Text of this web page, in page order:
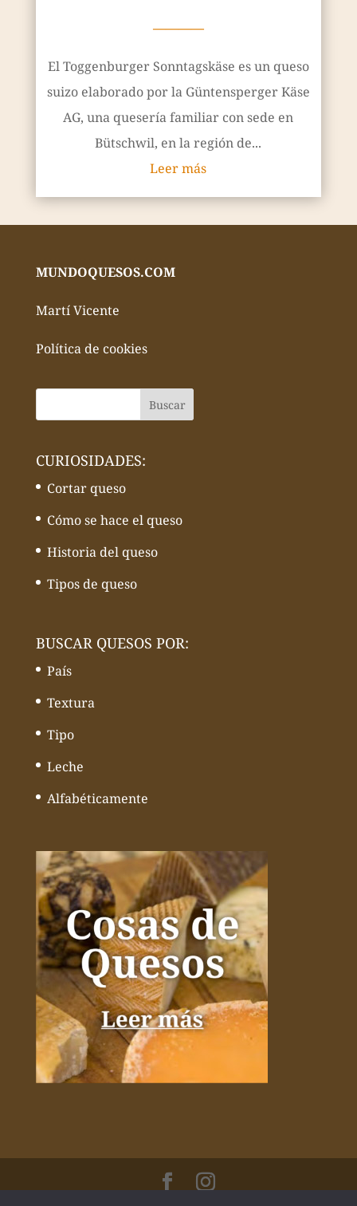
————
El Toggenburger Sonntagskäse es un queso
suizo elaborado por la Güntensperger Käse
AG, una quesería familiar con sede en
Bütschwil, en la región de...
Leer más
MUNDOQUESOS.COM
Martí Vicente
Política de cookies
CURIOSIDADES:
Cortar queso
Cómo se hace el queso
Historia del queso
Tipos de queso
BUSCAR QUESOS POR:
País
Textura
Tipo
Leche
Alfabéticamente